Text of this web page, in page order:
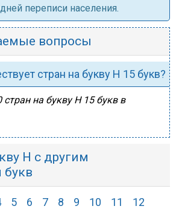
переписи населения.
вопросы
стран на букву Н 15 букв?
стран на букву Н 15 букв в
Н с другим
букв
5 6 7 8 9 10 11
12